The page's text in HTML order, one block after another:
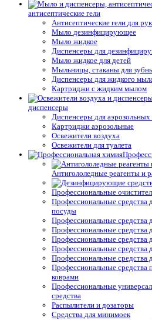
антисептические гели
Антисептические гели для рук
Мыло дезинфицирующее
Мыло жидкое
Диспенсеры для
Мыло жидкое для детей
Мыльницы, стаканы для
Диспенсеры для жидкого
Картриджи с жидким мылом
диспенсеры
Диспенсеры для
Картриджи аэрозольные
Освежители воздуха
Освежители для туалета
Антигололедные реагенты и
Профессиональные
Профессиональные средства
посуды
Профессиональные средства
Профессиональные средства
Профессиональные
Профессиональные средства
Профессиональные средства
Профессиональные средства
коврами
Профессиональные
средства
Распылители и дозаторы
Средства для минимоек